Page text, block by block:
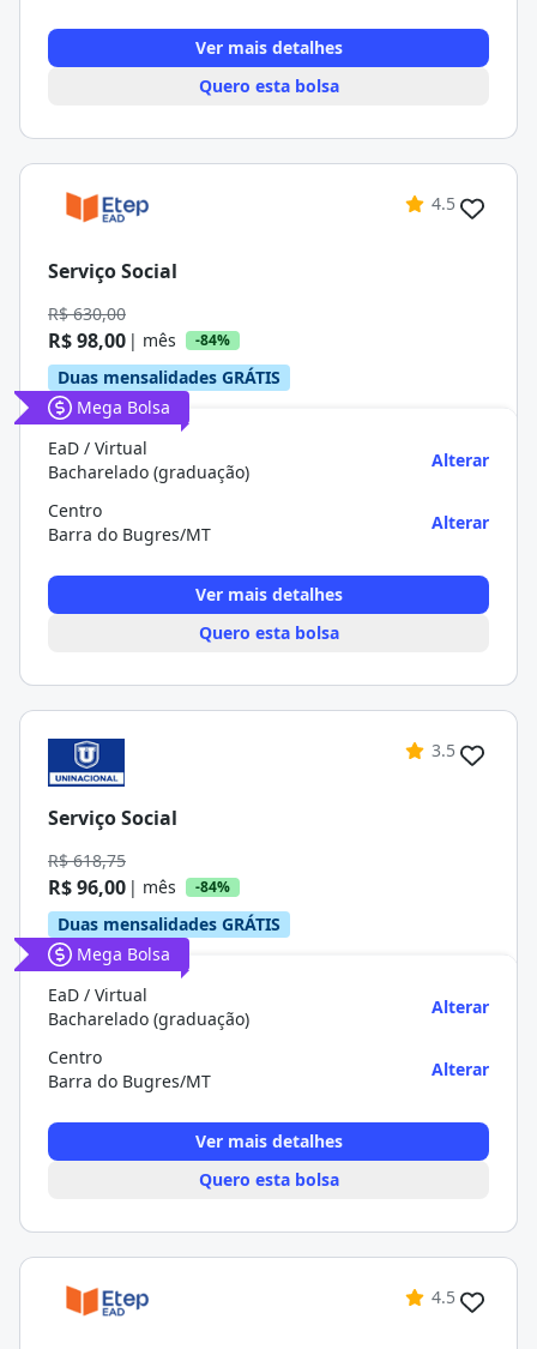
Ver mais detalhes
Quero esta bolsa
4.5
Serviço Social
R$ 630,00
R$ 98,00 | mês -84%
Duas mensalidades GRÁTIS
Mega Bolsa
EaD / Virtual
Bacharelado (graduação)
Alterar
Centro
Barra do Bugres/MT
Alterar
Ver mais detalhes
Quero esta bolsa
3.5
Serviço Social
R$ 618,75
R$ 96,00 | mês -84%
Duas mensalidades GRÁTIS
Mega Bolsa
EaD / Virtual
Bacharelado (graduação)
Alterar
Centro
Barra do Bugres/MT
Alterar
Ver mais detalhes
Quero esta bolsa
4.5